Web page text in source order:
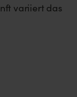
variiert das